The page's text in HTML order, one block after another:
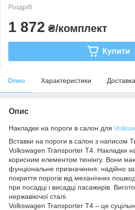
Роздріб
1 872 ₴/комплект
Купити
Опис Характеристики Доставка
Опис
Накладки на пороги в салон для
Вставки на пороги в салон з написом
Volkswagen Transporter T4. Накладки
корисним елементом тюнінгу. Вони
фунціональне призначення: надійно
покриття порогів від механічних
при посадці і висадці пасажирів.
нержавіючої сталі.
Volkswagen Transporter T4 – це